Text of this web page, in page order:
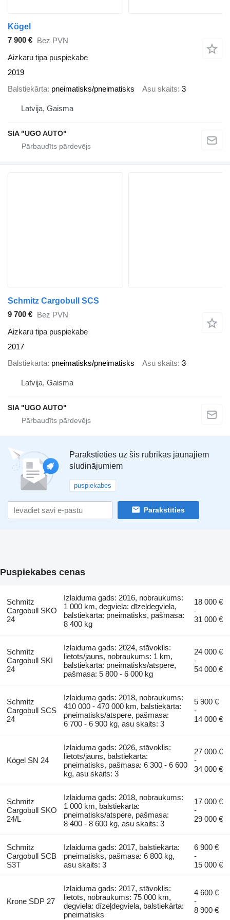
Kögel
7 900 € Bez PVN
Aizkaru tipa puspiekabe
2019
Balstiekārta pneimatisks/pneimatisks Asu skaits 3
Latvija, Gaisma
SIA "UGO AUTO"
Schmitz Cargobull SCS
9 700 € Bez PVN
Aizkaru tipa puspiekabe
2017
Balstiekārta pneimatisks/pneimatisks Asu skaits 3
Latvija, Gaisma
SIA "UGO AUTO"
Parakstieties uz šis rubrikas jaunajiem
sludinājumiem
puspiekabes
Parakstīties
Puspiekabes cenas
Schmitz
Cargobull SKO
24
Izlaiduma gads: 2016, nobraukums:
1 000 km, degviela: dīzeļdegviela,
balstiekārta: pneimatisks, pašmasa:
8 400 kg
18 000 €
-
31 000 €
Schmitz
Cargobull SKI
24
Izlaiduma gads: 2024, stāvoklis:
lietots/jauns, nobraukums: 1 km,
balstiekārta: pneimatisks/atspere,
pašmasa: 5 800 - 6 000 kg
24 000 €
-
54 000 €
Schmitz
Cargobull SCS
24
Izlaiduma gads: 2018, nobraukums:
410 000 - 470 000 km, balstiekārta:
pneimatisks/atspere, pašmasa:
6 700 - 6 900 kg, asu skaits: 3
5 900 €
-
14 000 €
Kögel SN 24
Izlaiduma gads: 2026, stāvoklis:
lietots/jauns, balstiekārta:
pneimatisks, pašmasa: 6 300 - 6 600
kg, asu skaits: 3
27 000 €
-
34 000 €
Schmitz
Cargobull SKO
24/L
Izlaiduma gads: 2018, nobraukums:
1 000 km, balstiekārta:
pneimatisks/atspere, pašmasa:
8 400 - 8 600 kg, asu skaits: 3
17 000 €
-
29 000 €
Schmitz
Cargobull SCB
S3T
Izlaiduma gads: 2017, balstiekārta:
pneimatisks, pašmasa: 6 800 kg,
asu skaits: 3
6 900 €
-
15 000 €
Krone SDP 27
Izlaiduma gads: 2017, stāvoklis:
lietots, nobraukums: 75 000 km,
degviela: dīzeļdegviela, balstiekārta:
pneimatisks
4 600 €
-
8 900 €